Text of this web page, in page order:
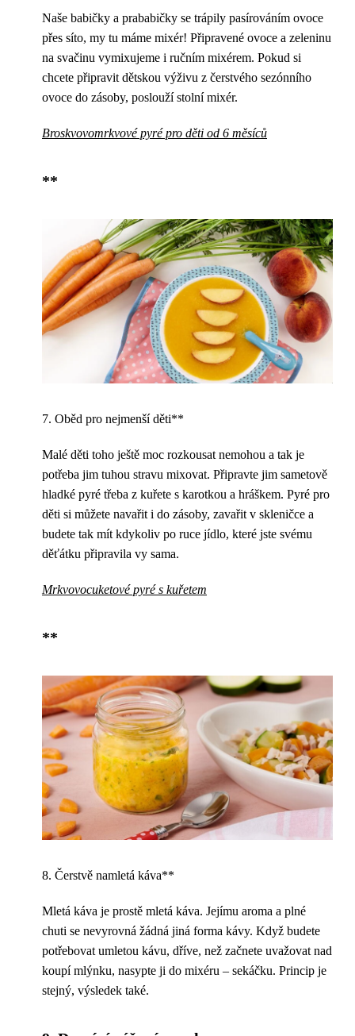
Naše babičky a prababičky se trápily pasírováním ovoce
přes síto, my tu máme mixér! Připravené ovoce a zeleninu
na svačinu vymixujeme i ručním mixérem. Pokud si
chcete připravit dětskou výživu z čerstvého sezónního
ovoce do zásoby, poslouží stolní mixér.
Broskvovomrkvové pyré pro děti od 6 měsíců
**
7. Oběd pro nejmenší děti**
Malé děti toho ještě moc rozkousat nemohou a tak je
potřeba jim tuhou stravu mixovat. Připravte jim sametově
hladké pyré třeba z kuřete s karotkou a hráškem. Pyré pro
děti si můžete navařit i do zásoby, zavařit v skleničce a
budete tak mít kdykoliv po ruce jídlo, které jste svému
děťátku připravila vy sama.
Mrkvovocuketové pyré s kuřetem
**
8. Čerstvě namletá káva**
Mletá káva je prostě mletá káva. Jejímu aroma a plné
chuti se nevyrovná žádná jiná forma kávy. Když budete
potřebovat umletou kávu, dříve, než začnete uvažovat nad
koupí mlýnku, nasypte ji do mixéru – sekáčku. Princip je
stejný, výsledek také.